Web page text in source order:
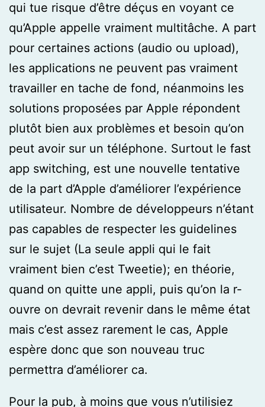
qui tue risque d’être déçus en voyant ce
qu’Apple appelle vraiment multitâche. A part
pour certaines actions (audio ou upload),
les applications ne peuvent pas vraiment
travailler en tache de fond, néanmoins les
solutions proposées par Apple répondent
plutôt bien aux problèmes et besoin qu’on
peut avoir sur un téléphone. Surtout le fast
app switching, est une nouvelle tentative
de la part d’Apple d’améliorer l’expérience
utilisateur. Nombre de développeurs n’étant
pas capables de respecter les guidelines
sur le sujet (La seule appli qui le fait
vraiment bien c’est Tweetie); en théorie,
quand on quitte une appli, puis qu’on la r-
ouvre on devrait revenir dans le même état
mais c’est assez rarement le cas, Apple
espère donc que son nouveau truc
permettra d’améliorer ca.
Pour la pub, à moins que vous n’utilisiez